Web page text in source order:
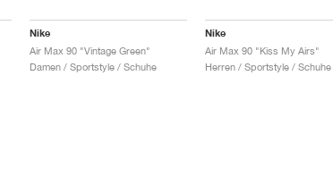
Nike
Air Max 90 "Vintage Green"
Damen / Sportstyle / Schuhe
Nike
Air Max 90 "Kiss My Airs"
Herren / Sportstyle / Schuhe